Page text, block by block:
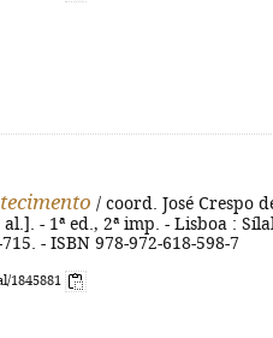
/ coord. José Crespo
- 1ª ed., 2ª imp. - Lisboa :
- ISBN 978-972-618-598-7
1845881